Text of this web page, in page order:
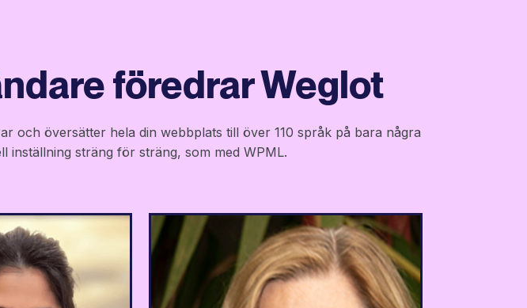
föredrar Weglot
och översätter hela din webbplats till över 110 språk på bara några
inställning sträng för sträng, som med WPML.